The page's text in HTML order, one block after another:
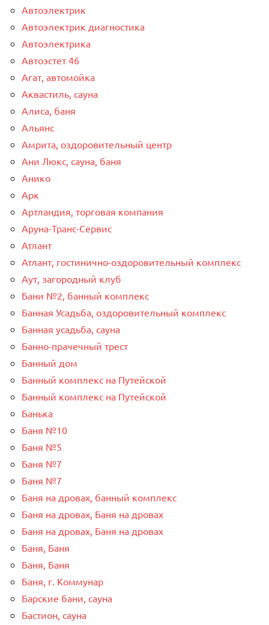
Автоэлектрик
Автоэлектрик диагностика
Автоэлектрика
Автоэстет 46
Агат, автомойка
Аквастиль, сауна
Алиса, баня
Альянс
Амрита, оздоровительный центр
Ани Люкс, сауна, баня
Анико
Арк
Артландия, торговая компания
Аруна-Транс-Сервис
Атлант
Атлант, гостинично-оздоровительный комплекс
Аут, загородный клуб
Бани №2, банный комплекс
Банная Усадьба, оздоровительный комплекс
Банная усадьба, сауна
Банно-прачечный трест
Банный дом
Банный комплекс на Путейской
Банный комплекс на Путейской
Банька
Баня №10
Баня №5
Баня №7
Баня №7
Баня на дровах, банный комплекс
Баня на дровах, Баня на дровах
Баня на дровах, Баня на дровах
Баня, Баня
Баня, Баня
Баня, г. Коммунар
Барские бани, сауна
Бастион, сауна